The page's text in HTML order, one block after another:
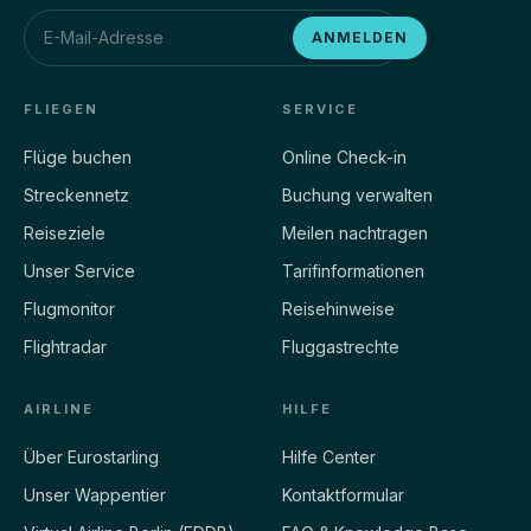
ESG2361
LIEO
ESG3360
EDDB
ESG2330
EDDM
CRZ
ANMELDEN
FLIEGEN
Flüge buchen
Streckennetz
Reiseziele
Unser Service
Flugmonitor
Flightradar
SERVICE
Online Check-in
Buchung verwalten
Meilen nachtragen
Tarifinformationen
Reisehinweise
Fluggastrechte
AIRLINE
Über Eurostarling
Unser Wappentier
HILFE
Hilfe Center
Kontaktformular